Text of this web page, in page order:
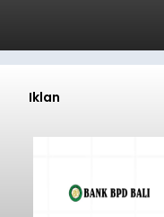
Iklan